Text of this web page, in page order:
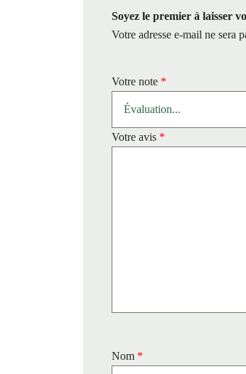
Soyez le premier à laisser
Votre adresse e-mail ne sera
Votre note *
Votre avis *
Nom *